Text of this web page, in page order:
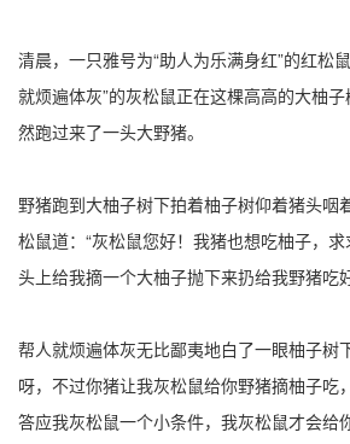
清晨，一只雅号为“助人为乐满身红”的红松
就烦遍体灰”的灰松鼠正在这棵高高的大柚
然跑过来了一头大野猪。
野猪跑到大柚子树下拍着柚子树仰着猪头咽
松鼠道：“灰松鼠您好！我猪也想吃柚子，
头上给我摘一个大柚子抛下来扔给我野猪吃
帮人就烦遍体灰无比鄙夷地白了一眼柚子树
呀，不过你猪让我灰松鼠给你野猪摘柚子吃
答应我灰松鼠一个小条件，我灰松鼠才会给